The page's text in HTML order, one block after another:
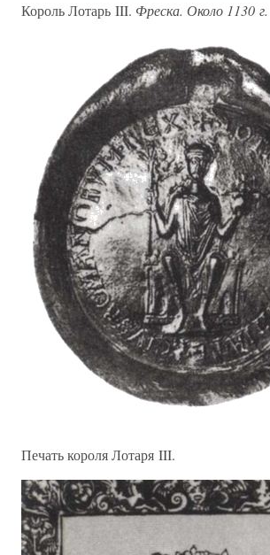
Король Лотарь III. Фреска. Около 1130 г.
Печать короля Лотаря III.